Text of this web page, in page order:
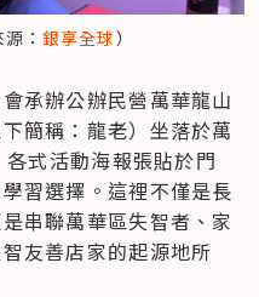
源：銀享全球）
承辦公辦民營萬華龍山
簡稱：龍老）坐落於萬
式活動海報張貼於門
習選擇。這裡不僅是長
串聯萬華區失智者、家
友善店家的起源地所